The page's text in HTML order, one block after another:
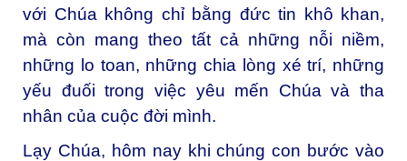
với Chúa không chỉ bằng đức tin khô khan,
mà còn mang theo tất cả những nỗi niềm,
những lo toan, những chia lòng xé trí, những
yếu đuối trong việc yêu mến Chúa và tha
nhân của cuộc đời mình.
Lạy Chúa, hôm nay khi chúng con bước vào